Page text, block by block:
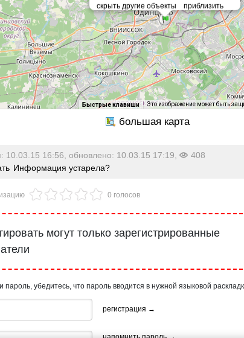
Быстрые клавиши Это изображение может быть
10.03.15 16:56, обновлено: 10.03.15 17:19,
408
Информация устарела?
0 голосов
могут только зарегистрированные
пароль, убедитесь, что пароль вводится в нужной языковой
регистрация →